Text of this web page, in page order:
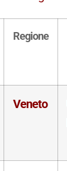
Regione
Veneto